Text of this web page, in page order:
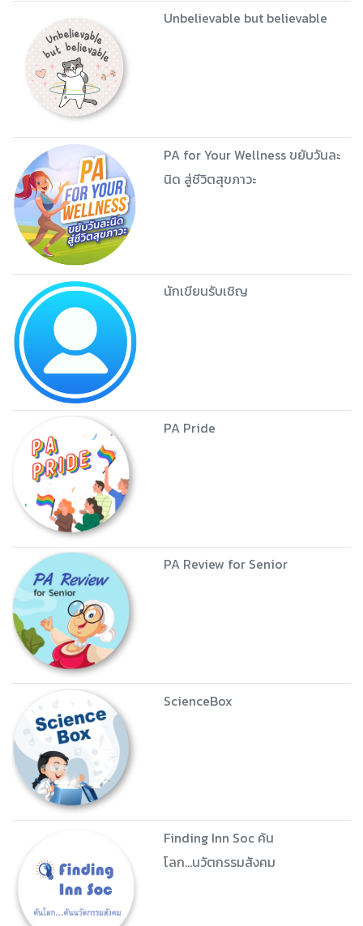
Unbelievable but believable
PA for Your Wellness ขยับวันละ
นิด สู่ชีวิตสุขภาวะ
นักเขียนรับเชิญ
PA Pride
PA Review for Senior
ScienceBox
Finding Inn Soc ค้น
โลก...นวัตกรรมสังคม